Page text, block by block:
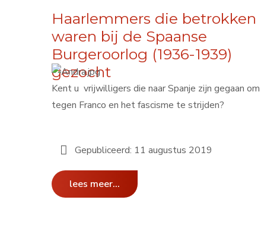
Haarlemmers die betrokken
waren bij de Spaanse
Burgeroorlog (1936-1939)
gezocht
Kent u vrijwilligers die naar Spanje zijn gegaan om
tegen Franco en het fascisme te strijden?
Gepubliceerd: 11 augustus 2019
lees meer...